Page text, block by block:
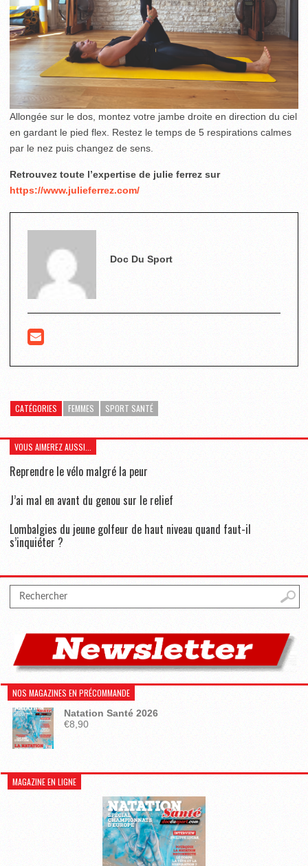
Allongée sur le dos, montez votre jambe droite en direction du ciel
en gardant le pied flex. Restez le temps de 5 respirations calmes
par le nez puis changez de sens.
Retrouvez toute l’expertise de julie ferrez sur
https://www.julieferrez.com/
Doc Du Sport
CATÉGORIES FEMMES SPORT SANTÉ
VOUS AIMEREZ AUSSI...
Reprendre le vélo malgré la peur
J’ai mal en avant du genou sur le relief
Lombalgies du jeune golfeur de haut niveau quand faut-il
s’inquiéter ?
NOS MAGAZINES EN PRÉCOMMANDE
Natation Santé 2026
€8,90
MAGAZINE EN LIGNE